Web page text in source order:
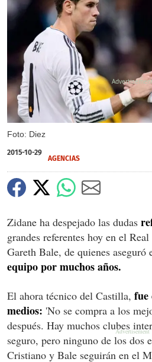
Foto: Diez
2015-10-29
AGENCIAS
Zidane ha despejado las dudas
grandes referentes hoy en el
Gareth Bale, de quienes aseguró
equipo por muchos años.
El ahora técnico del Castilla, fue
medios: 'No se compra a los
después. Hay muchos clubes
seguro, pero ninguno de los dos
Cristiano y Bale seguirán en el